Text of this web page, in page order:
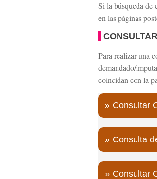
Si la búsqueda de
en las páginas
Para realizar una
demandado/
coincidan con la
Consultar
Consulta
Consultar